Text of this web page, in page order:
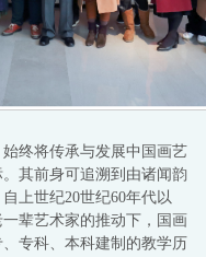
终将传承与发展中国画艺
其前身可追溯到由诸闻韵
上世纪20世纪60年代以
辈艺术家的推动下，国画
专科、本科建制的教学历